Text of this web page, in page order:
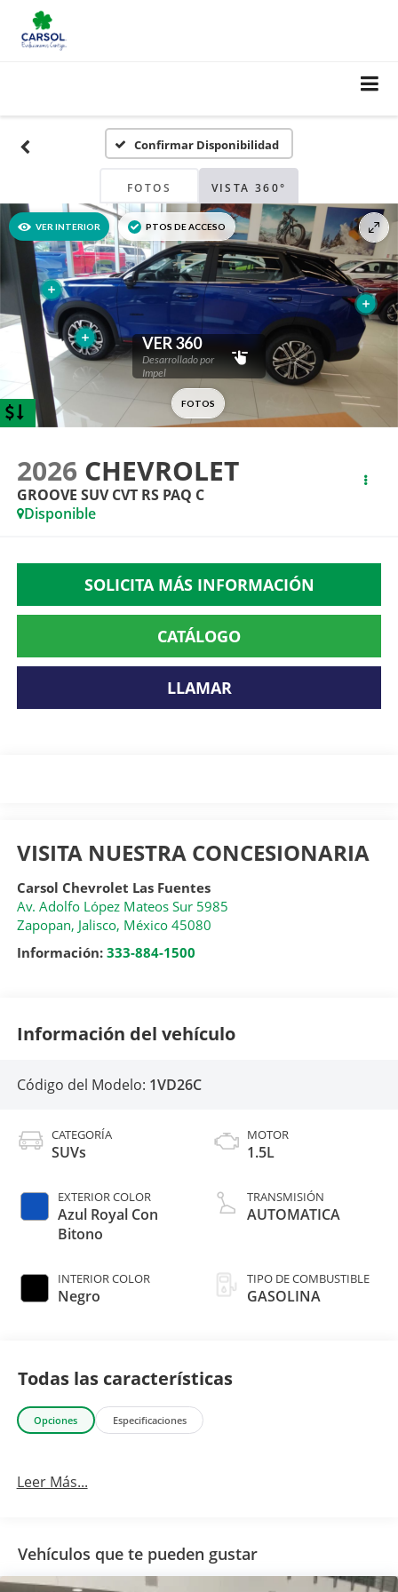
Confirmar Disponibilidad
FOTOS VISTA 360°
2026 CHEVROLET
GROOVE SUV CVT RS PAQ C
Disponible
SOLICITA MÁS INFORMACIÓN
CATÁLOGO
LLAMAR
VISITA NUESTRA CONCESIONARIA
Carsol Chevrolet Las Fuentes
Av. Adolfo López Mateos Sur 5985
Zapopan, Jalisco, México 45080
Información: 333-884-1500
Información del vehículo
Código del Modelo: 1VD26C
CATEGORÍA
SUVs
EXTERIOR COLOR
Azul Royal Con
Bitono
INTERIOR COLOR
Negro
MOTOR
1.5L
TRANSMISIÓN
AUTOMATICA
TIPO DE COMBUSTIBLE
GASOLINA
Todas las características
Opciones Especificaciones
Leer Más...
Vehículos que te pueden gustar